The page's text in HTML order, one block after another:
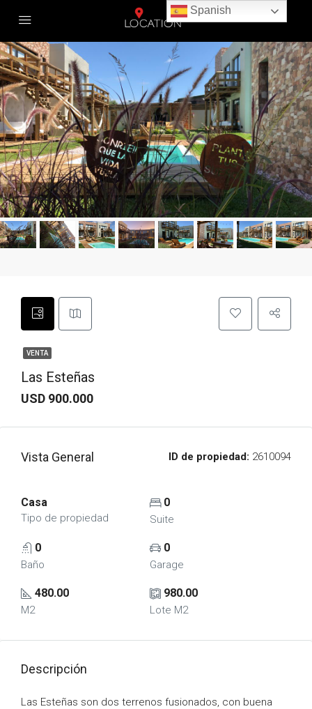
VENTA
Las Esteñas
USD 900.000
Vista General ID de propiedad: 2610094
Casa
Tipo de propiedad
0
Suite
0
Baño
0
Garage
480.00
M2
980.00
Lote M2
Descripción
Las Esteñas son dos terrenos fusionados, con buena
Spanish